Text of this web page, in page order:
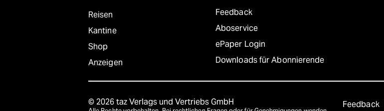
Reisen
Kantine
Shop
Anzeigen
Feedback
Aboservice
ePaper Login
Downloads für Abonnierende
© 2026 taz Verlags und Vertriebs GmbH Feedback